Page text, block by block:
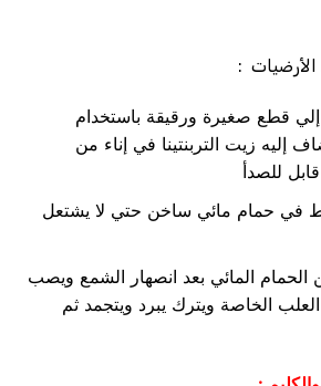
:
قطع صغيرة ورقيقة باستخدام
إليه زيت التربنتينا في إناء من
للصدأ
في حمام مائي ساخن حتي لا يشتعل
الحمام المائي بعد انصهار الشمع ويصب
الخاصة ويترك يبرد ويتجمد ثم